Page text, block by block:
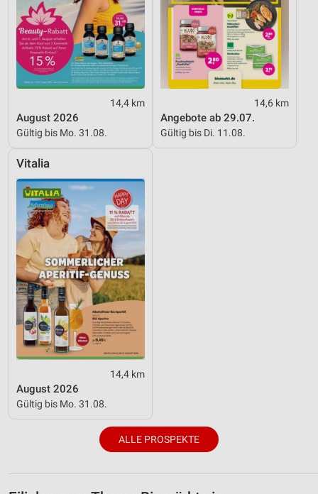
14,4 km
August 2026
Gültig bis Mo. 31.08.
14,6 km
Angebote ab 29.07.
Gültig bis Di. 11.08.
Vitalia
14,4 km
August 2026
Gültig bis Mo. 31.08.
ALLE PROSPEKTE
Werbung